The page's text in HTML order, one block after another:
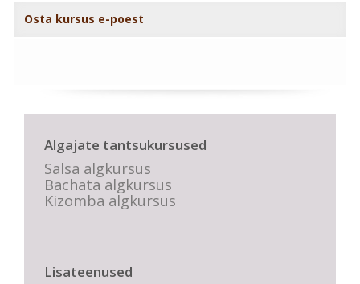
Osta kursus e-poest
Algajate tantsukursused
Salsa algkursus
Bachata algkursus
Kizomba algkursus
Lisateenused